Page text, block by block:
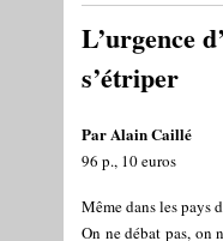
L’urgence
s’étriper
Par Alain Caillé
96 p., 10 euros
Même dans les pays
On ne débat pas, on